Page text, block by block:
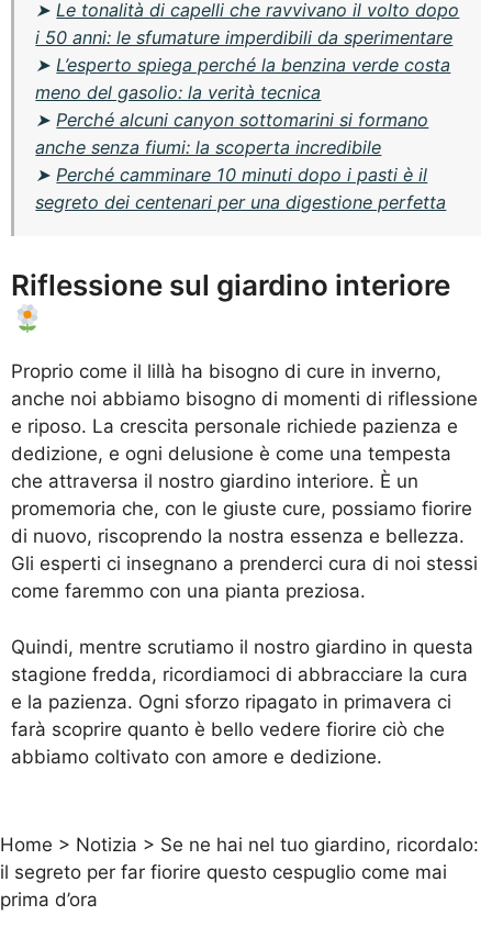
➤Le tonalità di capelli che ravvivano il volto dopo
i 50 anni: le sfumature imperdibili da sperimentare
➤L’esperto spiega perché la benzina verde costa
meno del gasolio: la verità tecnica
➤Perché alcuni canyon sottomarini si formano
anche senza fiumi: la scoperta incredibile
➤Perché camminare 10 minuti dopo i pasti è il
segreto dei centenari per una digestione perfetta
Riflessione sul giardino interiore
Proprio come il lillà ha bisogno di cure in inverno,
anche noi abbiamo bisogno di momenti di riflessione
e riposo. La crescita personale richiede pazienza e
dedizione, e ogni delusione è come una tempesta
che attraversa il nostro giardino interiore. È un
promemoria che, con le giuste cure, possiamo fiorire
di nuovo, riscoprendo la nostra essenza e bellezza.
Gli esperti ci insegnano a prenderci cura di noi stessi
come faremmo con una pianta preziosa.
Quindi, mentre scrutiamo il nostro giardino in questa
stagione fredda, ricordiamoci di abbracciare la cura
e la pazienza. Ogni sforzo ripagato in primavera ci
farà scoprire quanto è bello vedere fiorire ciò che
abbiamo coltivato con amore e dedizione.
Home > Notizia > Se ne hai nel tuo giardino, ricordalo:
il segreto per far fiorire questo cespuglio come mai
prima d’ora